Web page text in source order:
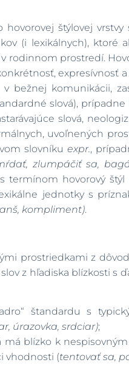
hovorovej štýlovej
(i lexikálnych),
rodinnom prostredí.
expresívnosť
v bežnej komunikácii,
slová),
slová,
uvoľnených
slovníku expr.,
zlumpáčiť sa,
hovorový štýl
jednotky s
kompliment).
prostriedkami z
z hľadiska blízkosti s
štandardu s
úrazovka, srdciar);
má blízko k
vhodnosti (tentovať sa,